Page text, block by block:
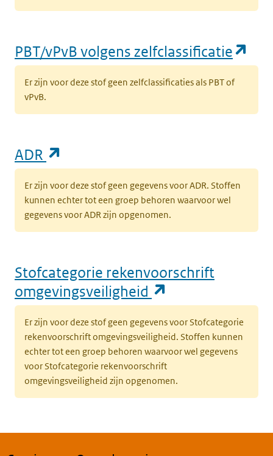
PBT/vPvB volgens zelfclassificatie
Er zijn voor deze stof geen zelfclassificaties als PBT of
vPvB.
ADR
Er zijn voor deze stof geen gegevens voor ADR. Stoffen
kunnen echter tot een groep behoren waarvoor wel
gegevens voor ADR zijn opgenomen.
Stofcategorie rekenvoorschrift
omgevingsveiligheid
Er zijn voor deze stof geen gegevens voor Stofcategorie
rekenvoorschrift omgevingsveiligheid. Stoffen kunnen
echter tot een groep behoren waarvoor wel gegevens
voor Stofcategorie rekenvoorschrift
omgevingsveiligheid zijn opgenomen.